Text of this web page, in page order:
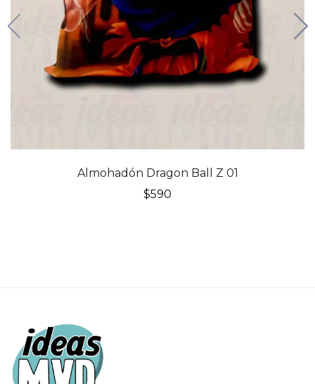
Almohadón Dragon Ball Z 01
$590